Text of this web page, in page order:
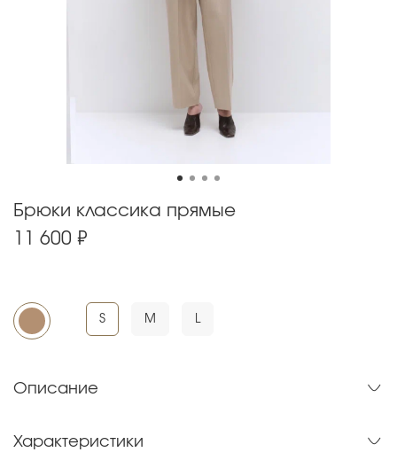
Брюки классика прямые
11 600 ₽
S M L
Описание
Характеристики